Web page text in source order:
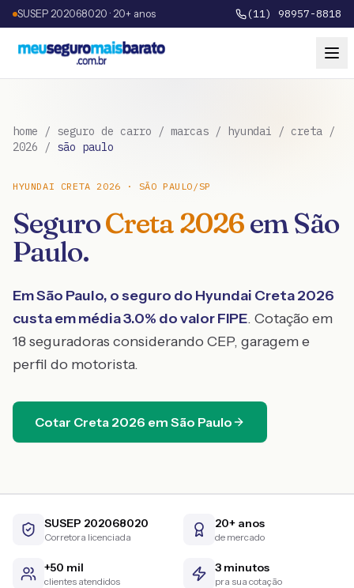
SUSEP 202068020 · 20+ anos (11) 98957-8818
home / seguro de carro / marcas / hyundai / creta /
2026 / são paulo
HYUNDAI CRETA 2026 · SÃO PAULO /SP
SeguroCreta2026emSão
Paulo.
EmSão Paulo, o seguro do Hyundai Creta2026
custa em média3.0% do valor FIPE. Cotação em
18 seguradoras considerando CEP, garagem e
perfil do motorista.
Cotar Creta 2026 em São Paulo
SUSEP 202068020
Corretora licenciada
20+ anos
de mercado
+50 mil
clientes atendidos
3 minutos
pra sua cotação